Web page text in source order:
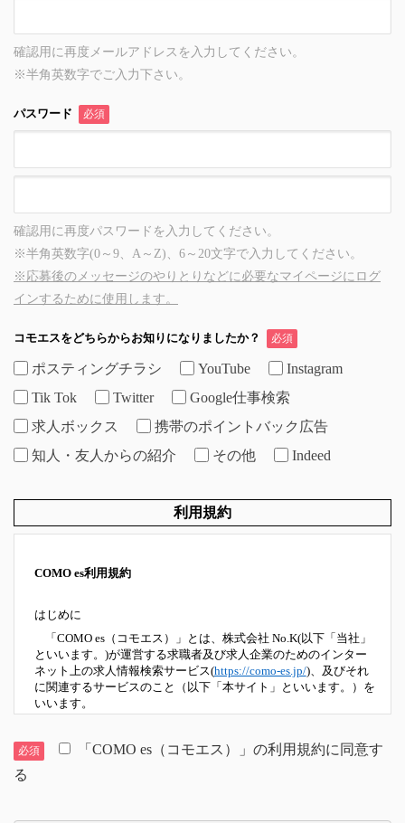
確認用に再度メールアドレスを入力してください。
※半角英数字でご入力下さい。
パスワード 必須
確認用に再度パスワードを入力してください。
※半角英数字(0～9、A～Z)、6～20文字で入力してください。
※応募後のメッセージのやりとりなどに必要なマイページにログ
インするために使用します。
コモエスをどちらからお知りになりましたか？ 必須
ポスティングチラシ YouTube
Instagram
Tik Tok
Twitter
Google仕事検索
求人ボックス
携帯のポイントバック広告
知人・友人からの紹介
その他 Indeed
利用規約
COMO es利用規約
はじめに
「COMO es（コモエス）」とは、株式会社 No.K(以下「当社」
といいます。)が運営する求職者及び求人企業のためのインター
ネット上の求人情報検索サービス(https://como-es.jp/)、及びそれ
に関連するサービスのこと（以下「本サイト」といいます。）を
いいます。
必須
「COMO es（コモエス）」の利用規約に同意す
る